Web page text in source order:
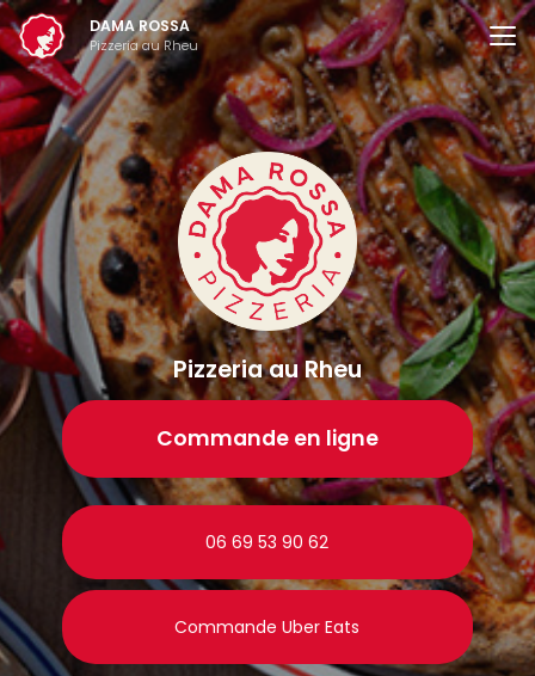
Aller
au
contenu
principal
DAMA ROSSA
Pizzeria au Rheu
Pizzeria au Rheu
Commande en ligne
06 69 53 90 62
Commande Uber Eats